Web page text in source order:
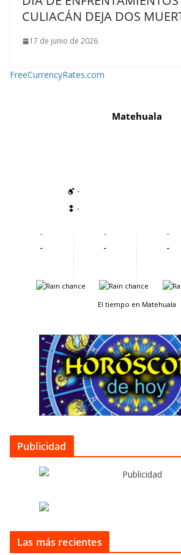
CULIACÁN DEJA DOS
17 de junio de 2026
FreeCurrencyRates.com
Matehuala
-
-
-
-
-
-
-
-
-
-
-
El tiempo en Matehuala
Publicidad
Las más recientes